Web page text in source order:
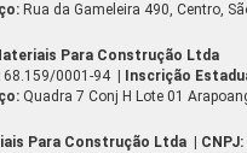
Rua da Gameleira 490, Centro,
Para Construção Ltda
0001-94 | Inscrição
Quadra 7 Conj H Lote 01
Para Construção Ltda
| CNPJ: